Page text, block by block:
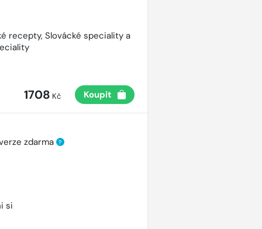
recepty, Slovácké speciality a
1708 Kč Koupit
zdarma ?
si